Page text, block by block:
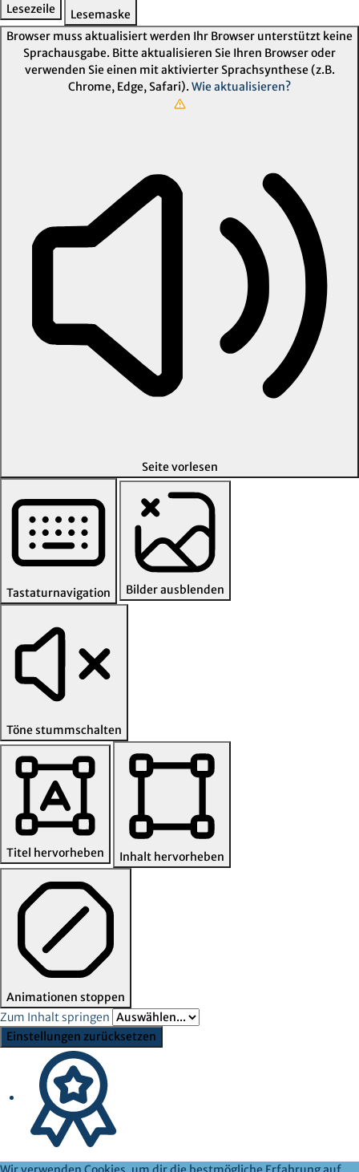
Lesezeile
Lesemaske
Browser muss aktualisiert werden Ihr Browser unterstützt keine
Sprachausgabe. Bitte aktualisieren Sie Ihren Browser oder
verwenden Sie einen mit aktivierter Sprachsynthese (z.B.
Chrome, Edge, Safari). Wie aktualisieren?
Seite vorlesen
Tastaturnavigation Bilder ausblenden
Töne stummschalten
Titel hervorheben Inhalt hervorheben
Animationen stoppen
Zum Inhalt springen
Einstellungen zurücksetzen